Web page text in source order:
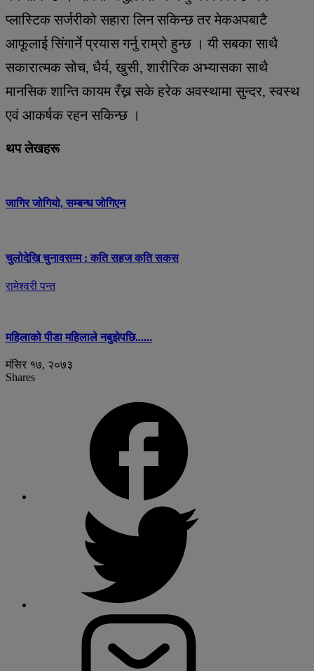
प्लास्टिक सर्जरीको सहारा लिन सकिन्छ तर मेकअपबाटै
आफूलाई सिंगार्ने प्रयास गर्नु राम्रो हुन्छ । यी सबका साथै
सकारात्मक सोच, धैर्य, खुसी, शारीरिक अभ्यासका साथै
मानसिक शान्ति कायम रँख्न सके हरेक अवस्थामा सुन्दर, स्वस्थ
एवं आकर्षक रहन सकिन्छ ।
थप लेखहरू
जागिर जोगियो, सम्बन्ध जोगिएन
चुलोदेखि चुनावसम्म : कति सहज कति सकस
रामेश्वरी पन्त
महिलाको पीडा महिलाले नबुझेपछि......
मंसिर १७, २०७३
Shares